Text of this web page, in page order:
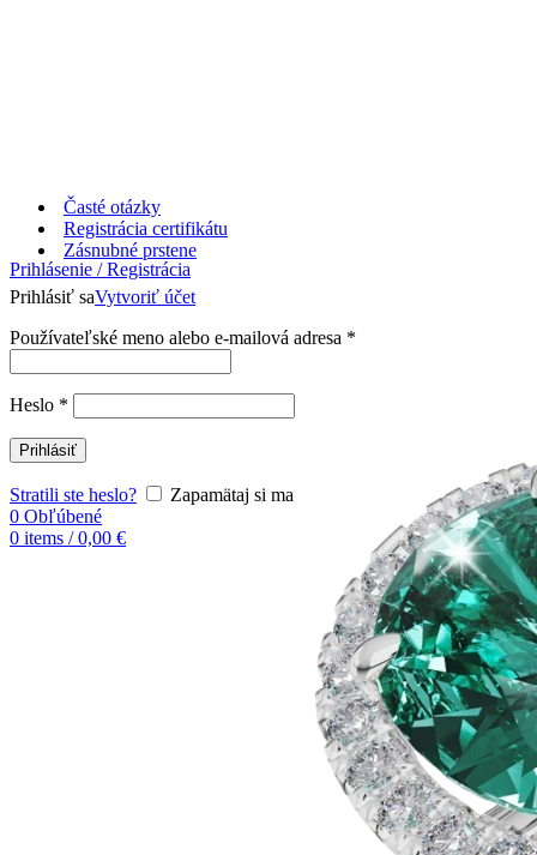
Časté otázky
Registrácia certifikátu
Prihlásenie / Registrácia
Prihlásiť saVytvoriť účet
Používateľské meno alebo e-mailová adresa *
Heslo *
Prihlásiť
Stratili ste heslo?
Zapamätaj si ma
0 Obľúbené
0 items / 0,00 €
Zásnubné prstene